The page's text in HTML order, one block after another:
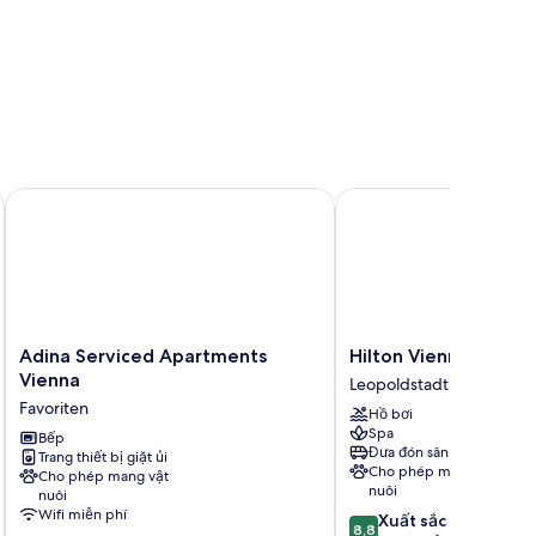
Adina
Serviced
Vienna
Favoriten
Adina Serviced Apartments
Vienna
Favoriten
Bếp
Trang thiết bị giặt ủi
Cho phép mang vật
nuôi
Wifi miễn phí
Adina Serviced Apartments Vienna
Hilton
Vienna
Waterfront
Leopoldstadt
Hilton Vienna
Leopoldstadt
Hồ bơi
Spa
Đưa đón sân bay
Cho phép mang vật
nuôi
8.8
8,8 Xuất sắc
Hilton Vienna